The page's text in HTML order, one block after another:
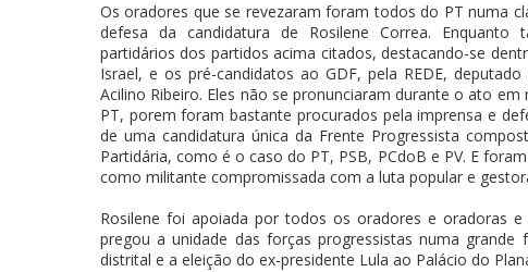
Os oradores que se revezaram foram todos do PT numa
defesa da candidatura de Rosilene Correa. Enquanto
partidários dos partidos acima citados, destacando-se
Israel, e os pré-candidatos ao GDF, pela REDE,
Acilino Ribeiro. Eles não se pronunciaram durante o ato
PT, porem foram bastante procurados pela imprensa e
de uma candidatura única da Frente Progressista
Partidária, como é o caso do PT, PSB, PCdoB e PV. E
como militante compromissada com a luta popular e
Rosilene foi apoiada por todos os oradores e oradoras
pregou a unidade das forças progressistas numa
distrital e a eleição do ex-presidente Lula ao Palácio do